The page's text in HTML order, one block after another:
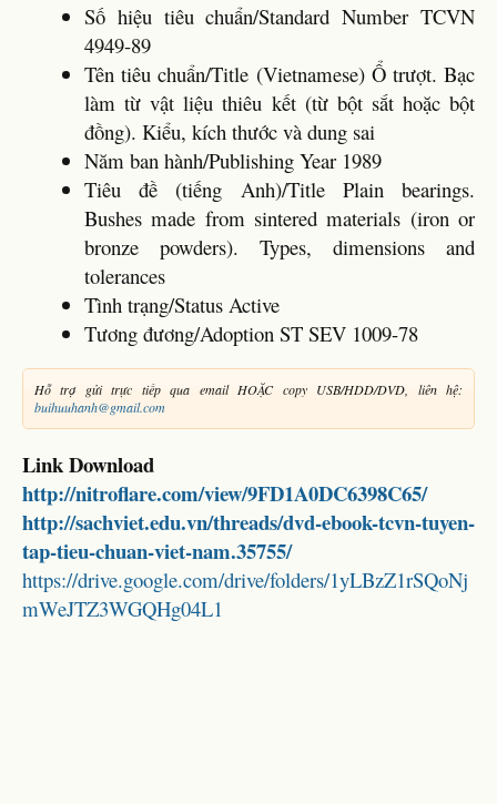
Số hiệu tiêu chuẩn/Standard Number TCVN
4949-89
Tên tiêu chuẩn/Title (Vietnamese) Ổ trượt. Bạc
làm từ vật liệu thiêu kết (từ bột sắt hoặc bột
đồng). Kiểu, kích thước và dung sai
Năm ban hành/Publishing Year 1989
Tiêu đề (tiếng Anh)/Title Plain bearings.
Bushes made from sintered materials (iron or
bronze powders). Types, dimensions and
tolerances
Tình trạng/Status Active
Tương đương/Adoption ST SEV 1009-78
Hỗ trợ gửi trực tiếp qua email HOẶC copy USB/HDD/DVD, liên hệ:
buihuuhanh@gmail.com
Link Download
http://nitroflare.com/view/9FD1A0DC6398C65/
http://sachviet.edu.vn/threads/dvd-ebook-tcvn-tuyen-
tap-tieu-chuan-viet-nam.35755/
https://drive.google.com/drive/folders/1yLBzZ1rSQoNj
mWeJTZ3WGQHg04L1